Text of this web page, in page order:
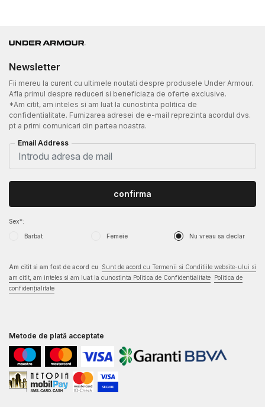
Newsletter
Fii mereu la curent cu ultimele noutati despre produsele Under Armour.
Afla primul despre reduceri si beneficiaza de oferte exclusive.
*Am citit, am inteles si am luat la cunostinta politica de
confidentialitate. Furnizarea adresei de e-mail reprezinta acordul dvs.
pt a primi comunicari din partea noastra.
Email Address
Sex*:
Barbat Femeie Nu vreau sa declar
confirma
Am citit si am fost de acord cu
Sunt de acord cu Termenii si Conditiile website-ului si
am citit, am inteles si am luat la cunostinta Politica de Confidentialitate Politica de
confidențialitate
Metode de plată acceptate